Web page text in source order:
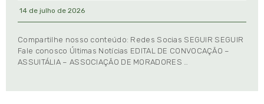
14 de julho de 2026
Compartilhe nosso conteúdo: Redes Socias SEGUIR SEGUIR
Fale conosco Últimas Notícias EDITAL DE CONVOCAÇÃO –
ASSUITÁLIA – ASSOCIAÇÃO DE MORADORES …